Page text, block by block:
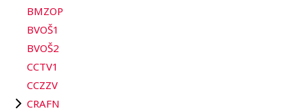
BMZOP
BVOŠ1
BVOŠ2
CCTV1
CCZZV
CRAFN